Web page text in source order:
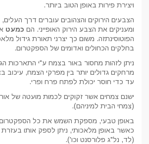
ויצירת פירות באופן הטוב ביותר.
הצבעים הירוקים והצהובים עוברים דרך
ומעניקים את הצבע הירוק האופייני. הם כמעט
הפוטוסינתזה. משום כך יצרני תאורת גידול
בחלקים הכחולים ואדומים של הספקטרום.
ניתן לזהות מחסור באור בצמח ע"י התארכות
מרחקים גדולים יותר בין מפרקי הצמח, עיכוב
עד כדי חוסר יכולת לפתח פרח ופרי.
ישנם צמחים אשר זקוקים לכמות מועטה של
(צמחי הבית למיניהם).
באופן טבעי, מספקת השמש את כל הספקטרום
כאשר באופן מלאכותי, ניתן לספק אותו בעזרת
(לד, נל"ג פלורסנט וכו').